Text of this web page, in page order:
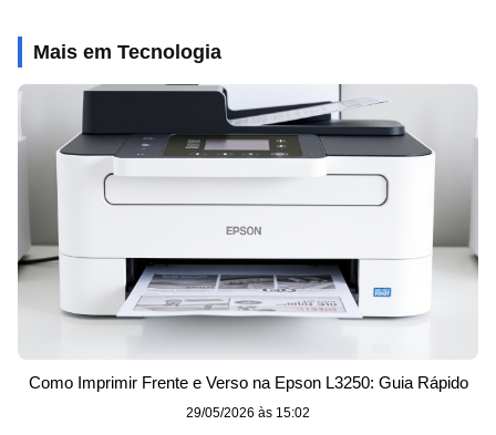
Mais em Tecnologia
Como Imprimir Frente e Verso na Epson L3250: Guia Rápido
29/05/2026 às 15:02